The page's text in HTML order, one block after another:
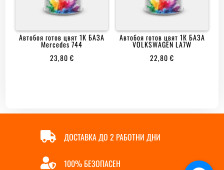
Автобоя готов цвят 1К БАЗА
Mercedes 744
23,80€
Автобоя готов цвят 1К БАЗА
VOLKSWAGEN LA7W
22,80€
 ДОСТАВКА ДО 2 РАБОТНИ ДНИ
 100% БЕЗОПАСЕН